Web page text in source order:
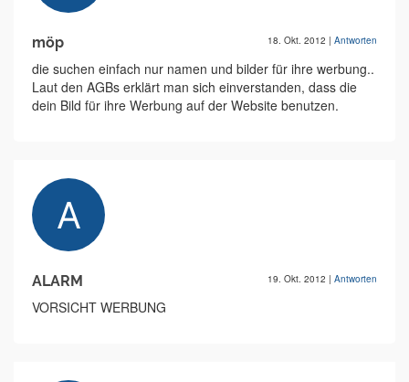
möp 18. Okt. 2012 | Antworten
die suchen einfach nur namen und bilder für ihre werbung..
Laut den AGBs erklärt man sich einverstanden, dass die
dein Bild für ihre Werbung auf der Website benutzen.
ALARM 19. Okt. 2012 | Antworten
VORSICHT WERBUNG